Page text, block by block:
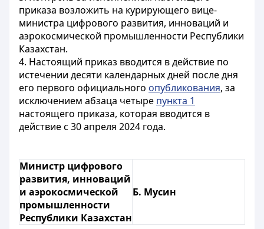
приказа возложить на курирующего вице-
министра цифрового развития, инноваций и
аэрокосмической промышленности Республики
Казахстан.
4. Настоящий приказ вводится в действие по
истечении десяти календарных дней после дня
его первого официального опубликования, за
исключением абзаца четыре пункта 1
настоящего приказа, которая вводится в
действие с 30 апреля 2024 года.
Министр цифрового
развития, инноваций
и аэрокосмической
промышленности
Республики Казахстан
Б. Мусин